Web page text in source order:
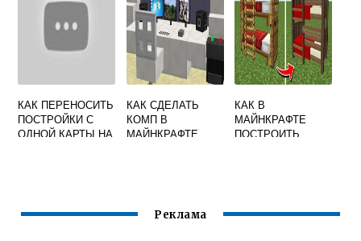
КАК ПЕРЕНОСИТЬ
ПОСТРОЙКИ С
ОДНОЙ КАРТЫ НА
КАК СДЕЛАТЬ
КОМП В
МАЙНКРАФТЕ
КАК В
МАЙНКРАФТЕ
ПОСТРОИТЬ
Реклама